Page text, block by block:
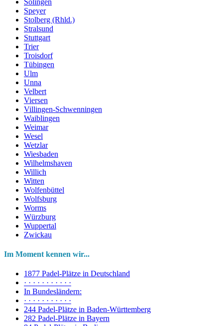
Solingen
Speyer
Stolberg (Rhld.)
Stralsund
Stuttgart
Trier
Troisdorf
Tübingen
Ulm
Unna
Velbert
Viersen
Villingen-Schwenningen
Waiblingen
Weimar
Wesel
Wetzlar
Wiesbaden
Wilhelmshaven
Willich
Witten
Wolfenbüttel
Wolfsburg
Worms
Würzburg
Wuppertal
Zwickau
Im Moment kennen wir...
1877 Padel-Plätze in Deutschland
· · · · · · · · · · ·
In Bundesländern:
· · · · · · · · · · ·
244 Padel-Plätze in Baden-Württemberg
282 Padel-Plätze in Bayern